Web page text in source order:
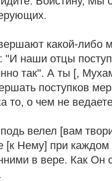
какой-либо
"И наши отцы
так". А ты [,
поступков
то, о чем не
велел [вам
[к Нему] при каждом
в вере. Как Он